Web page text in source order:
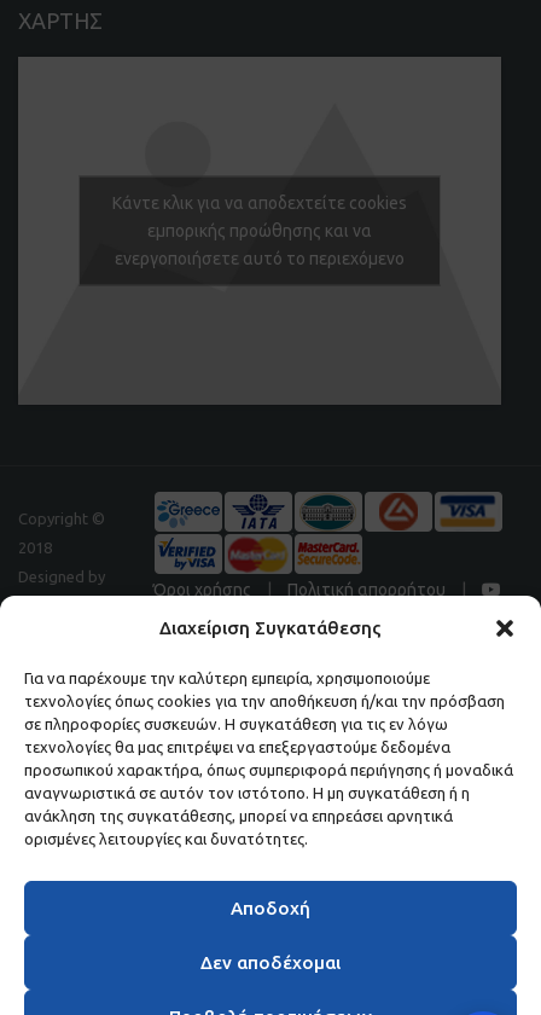
Διαχείριση Συγκατάθεσης
Για να παρέχουμε την καλύτερη εμπειρία, χρησιμοποιούμε
τεχνολογίες όπως cookies για την αποθήκευση ή/και την πρόσβαση
σε πληροφορίες συσκευών. Η συγκατάθεση για τις εν λόγω
τεχνολογίες θα μας επιτρέψει να επεξεργαστούμε δεδομένα
προσωπικού χαρακτήρα, όπως συμπεριφορά περιήγησης ή μοναδικά
αναγνωριστικά σε αυτόν τον ιστότοπο. Η μη συγκατάθεση ή η
ανάκληση της συγκατάθεσης, μπορεί να επηρεάσει αρνητικά
ορισμένες λειτουργίες και δυνατότητες.
Αποδοχή
Δεν αποδέχομαι
ΧΑΡΤΗΣ
Κάντε κλικ για να αποδεχτείτε cookies
εμπορικής προώθησης και να
ενεργοποιήσετε αυτό το περιεχόμενο
Copyright ©
2018
Designed by
Όροι χρήσης Πολιτική απορρήτου
Μάθετε πρώτοι τα νέα και τις προσφορές μας.
ΕΓΓΡΑΦΕΙΤΕ ΣΤΟ NEWSLETTER ΜΑΣ.